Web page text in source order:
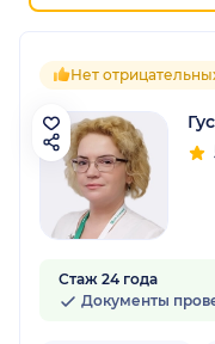
Нет
Стаж 24 года
Документы